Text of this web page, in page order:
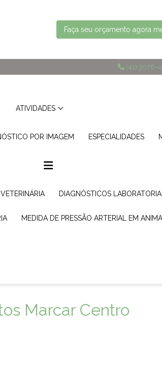
Faça seu orçamento agora
(41) 3076-
ATIVIDADES
POR IMAGEM ESPECIALIDADES
DIAGNÓSTICOS
MEDIDA DE PRESSÃO ARTERIAL EM
Marcar Centro